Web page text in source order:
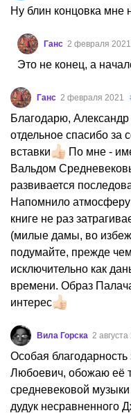
Ну блин концовка мне
Ганс 2 февраля 2021
Это не конец, а
Ганс 2 февраля 2021
Благодарю, Александр
отдельное спасибо за
вставки
По мне -
Вальдом
развивается
Напомнило
книге не раз
(милые дамы, во
подумайте, прежде
исключительно как
времени. Образ
интерес
Вила Горска 2
Особая
Любоевич, обожаю её
средневековой
дудук несравненного